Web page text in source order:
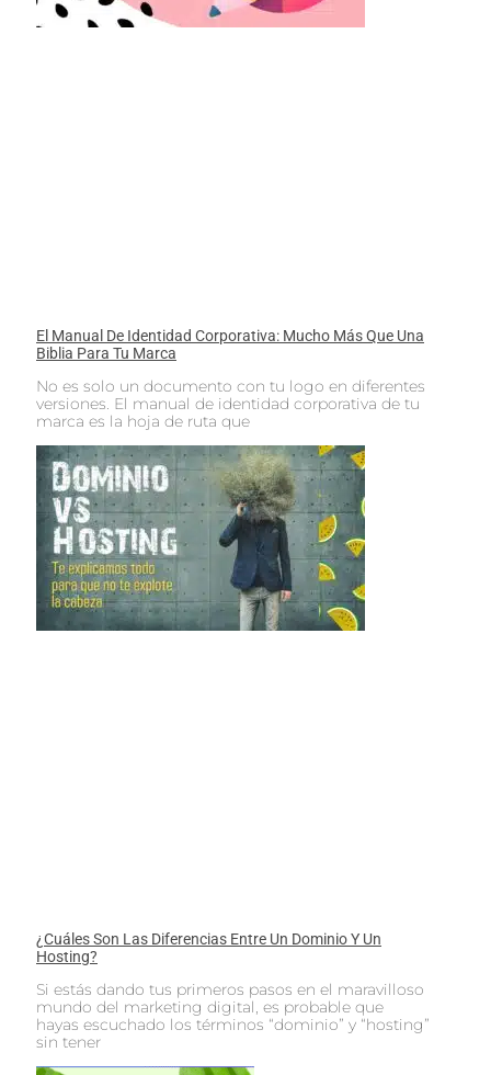
El Manual De Identidad Corporativa: Mucho Más Que Una
Biblia Para Tu Marca
No es solo un documento con tu logo en diferentes
versiones. El manual de identidad corporativa de tu
marca es la hoja de ruta que
¿Cuáles Son Las Diferencias Entre Un Dominio Y Un
Hosting?
Si estás dando tus primeros pasos en el maravilloso
mundo del marketing digital, es probable que
hayas escuchado los términos “dominio” y “hosting”
sin tener